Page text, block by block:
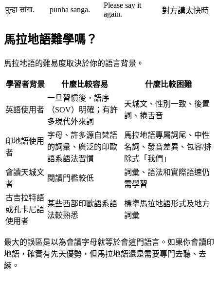
पुन्हा सांगा. punha sanga.
Please say it
again.
對方講太快時
馬拉地語難學嗎？
馬拉地語的難易度取決於你的語言背景。
學習者背景 什麼比較容易 什麼比較困難
英語使用者
一旦習慣後，語序
（SOV）明確；有許
多現代外來詞
天城文、性別一致、後置
詞、捲舌音
印地語使用
者
字母、許多源自梵語
的詞彙、廣泛的印歐
語系語法習慣
馬拉地語專屬詞尾、中性
名詞、發音差異、包容/排
除式「我們」
會讀天城文
者
閱讀門檻較低
詞彙、語法和實際語速仍
需學習
古吉拉特語
或孔卡尼語
使用者
某些西部印歐語系語
法較熟悉
標準馬拉地語形式及地方
詞彙
最大的誤區是以為會讀字母就等於會這門語言。如果你會讀印
地語，確實有先天優勢，但馬拉地語還是需要專門去聽、去
練。